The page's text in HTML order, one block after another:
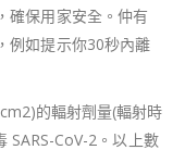
確保用家安全。仲有
例如提示你30秒內離
的輻射劑量(輻射時
SARS-CoV-2。以上數